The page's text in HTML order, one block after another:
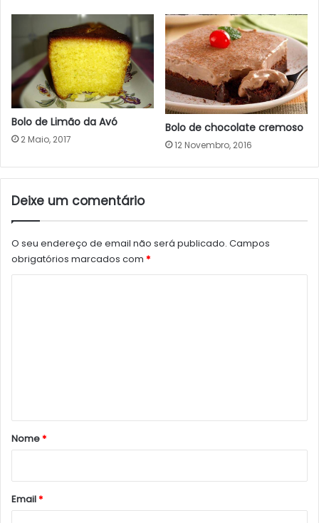
Bolo de Limão da Avó
2 Maio, 2017
Bolo de chocolate cremoso
12 Novembro, 2016
Deixe um comentário
O seu endereço de email não será publicado. Campos
obrigatórios marcados com *
r
*
Nome*
Email*